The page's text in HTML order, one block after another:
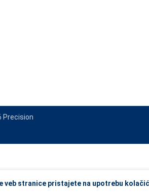
Precision
veb stranice pristajete na upotrebu